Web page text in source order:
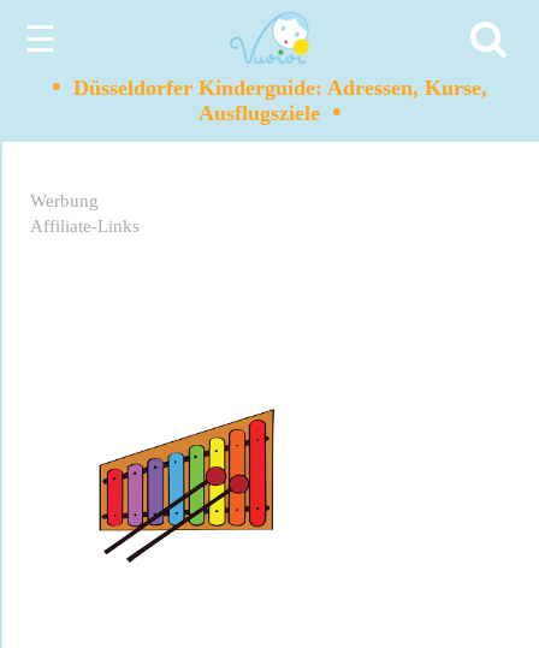
☰
• Düsseldorfer Kinderguide: Adressen, Kurse,
Ausflugsziele •
Werbung
Affiliate-Links